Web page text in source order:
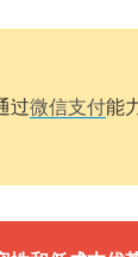
过微信支付能